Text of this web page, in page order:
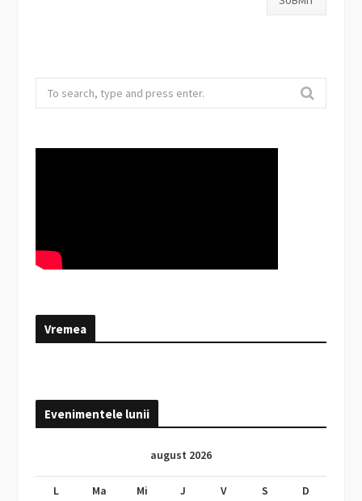
Search
for:
Vremea
Evenimentele lunii
august 2026
L Ma Mi J V S
D